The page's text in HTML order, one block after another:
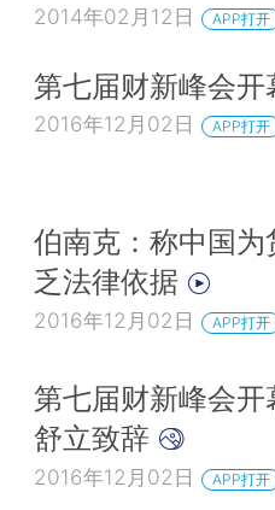
2014年02月12日 APP打开
第七届财新峰会开
2016年12月02日 APP打开
伯南克：称中国
乏法律依据
2016年12月02日 APP打开
第七届财新峰会开
舒立致辞
2016年12月02日 APP打开